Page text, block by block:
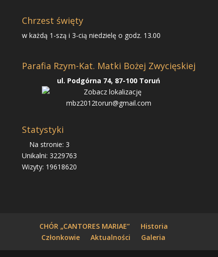
Chrzest święty
w każdą 1-szą i 3-cią niedzielę o godz. 13.00
Parafia Rzym-Kat. Matki Bożej Zwycięskiej
ul. Podgórna 74, 87-100 Toruń
mbz2012torun@gmail.com
Statystyki
Na stronie: 3
Unikalni: 3229763
Wizyty: 19618620
CHÓR „CANTORES MARIAE”
Historia
Członkowie
Aktualności Galeria